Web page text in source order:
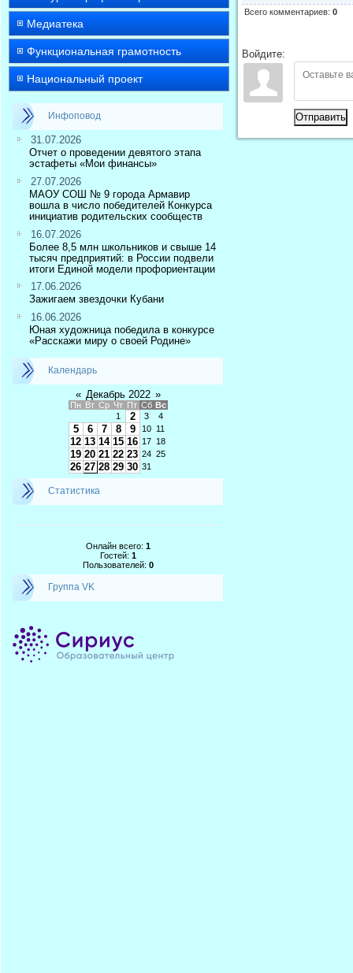
Медиатека
Функциональная грамотность
Национальный проект
Инфоповод
31.07.2026
Отчет о проведении девятого этапа
эстафеты «Мои финансы»
27.07.2026
МАОУ СОШ № 9 города Армавир
вошла в число победителей Конкурса
инициатив родительских сообществ
16.07.2026
Более 8,5 млн школьников и свыше 14
тысяч предприятий: в России подвели
итоги Единой модели профориентации
17.06.2026
Зажигаем звездочки Кубани
16.06.2026
Юная художница победила в конкурсе
«Расскажи миру о своей Родине»
Календарь
« Декабрь 2022 »
Пн Вт Ср Чт Пт Сб Вс
1
2 3 4
5 6 7 8 9 10 11
12 13 14 15 16 17 18
19 20 21 22 23 24 25
26 27 28 29 30 31
Статистика
Онлайн всего: 1
Гостей: 1
Пользователей: 0
Группа VK
Всего комментариев: 0
Войдите:
Отправить